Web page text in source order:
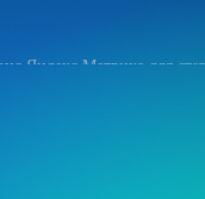
Яндекс.Метрика для